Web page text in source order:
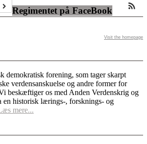
Regimentet på FaceBook
Visit the homepage
demokratisk forening, som tager skarpt
verdensanskuelse og andre former for
beskæftiger os med Anden Verdenskrig og
en historisk lærings-, forsknings- og
mere...